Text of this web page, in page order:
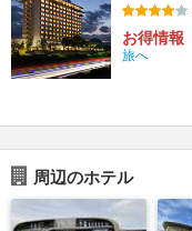
お得情報
旅へ
周辺のホテル